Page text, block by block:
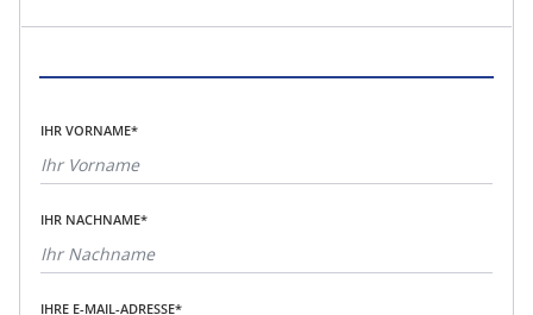
IHR VORNAME*
IHR NACHNAME*
IHRE E-MAIL-ADRESSE*